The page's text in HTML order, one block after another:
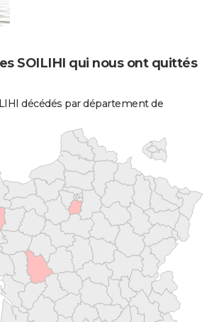
SOILIHI qui nous ont quittés
décédés par département de